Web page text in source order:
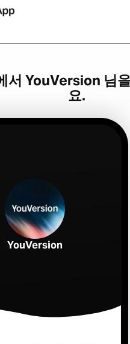
서 YouVersion 님
요.
YouVersion